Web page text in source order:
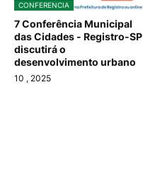
CONFERENCIA
7 Conferência Municipal
das Cidades - Registro-SP
discutirá o
desenvolvimento urbano
10 , 2025